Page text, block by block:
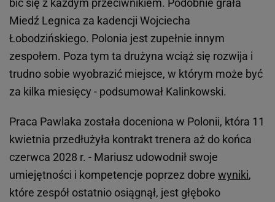
bić się z każdym przeciwnikiem. Podobnie grała
Miedź Legnica za kadencji Wojciecha
Łobodzińskiego. Polonia jest zupełnie innym
zespołem. Poza tym ta drużyna wciąż się rozwija i
trudno sobie wyobrazić miejsce, w którym może być
za kilka miesięcy - podsumował Kalinkowski.
Praca Pawlaka została doceniona w Polonii, która 11
kwietnia przedłużyła kontrakt trenera aż do końca
czerwca 2028 r. - Mariusz udowodnił swoje
umiejętności i kompetencje poprzez dobre wyniki,
które zespół ostatnio osiągnął, jest głęboko